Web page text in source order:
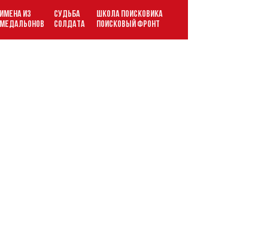
ИМЕНА ИЗ
МЕДАЛЬОНОВ
СУДЬБА
СОЛДАТА
ШКОЛА ПОИСКОВИКА
ПОИСКОВЫЙ ФРОНТ